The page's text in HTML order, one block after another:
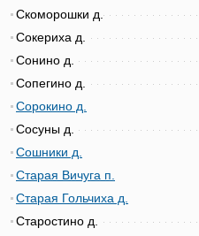
Скоморошки д.
Сокериха д.
Сонино д.
Сопегино д.
Сорокино д.
Сосуны д.
Сошники д.
Старая Вичуга п.
Старая Гольчиха д.
Старостино д.